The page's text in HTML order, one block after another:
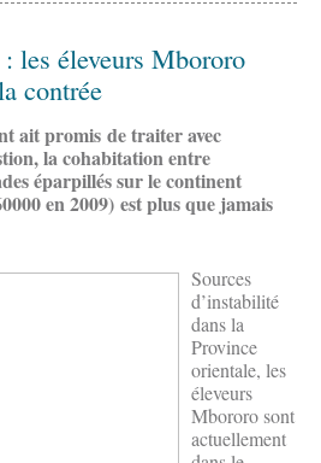
les éleveurs Mbororo
contrée
ait promis de traiter avec
la cohabitation entre
éparpillés sur le continent
en 2009) est plus que jamais
Sources
d’instabilité
dans la
Province
orientale, les
éleveurs
Mbororo sont
actuellement